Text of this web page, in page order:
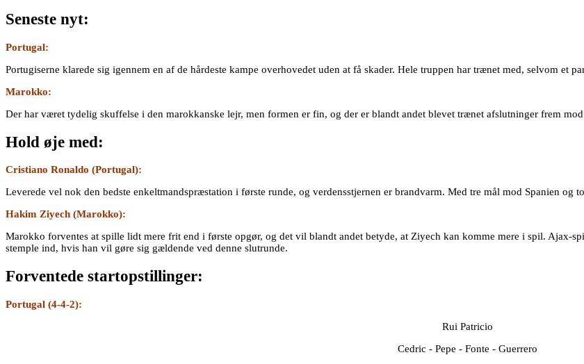
Seneste nyt:
Portugal:
Portugiserne klarede sig igennem en af de hårdeste kampe overhovedet uden at få skader. Hele truppen har trænet med, selvom et
Marokko:
Der har været tydelig skuffelse i den marokkanske lejr, men formen er fin, og der er blandt andet blevet trænet afslutninger frem
Hold øje med:
Cristiano Ronaldo (Portugal):
Leverede vel nok den bedste enkeltmandspræstation i første runde, og verdensstjernen er brandvarm. Med tre mål mod Spanien
Hakim Ziyech (Marokko):
Marokko forventes at spille lidt mere frit end i første opgør, og det vil blandt andet betyde, at Ziyech kan komme mere i spil. Ajax-
stemple ind, hvis han vil gøre sig gældende ved denne slutrunde.
Forventede startopstillinger:
Portugal (4-4-2):
Rui Patricio
Cedric - Pepe - Fonte - Guerrero